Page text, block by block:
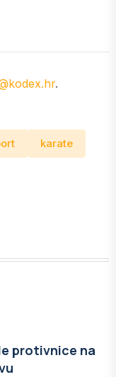
.
karate
protivnice na